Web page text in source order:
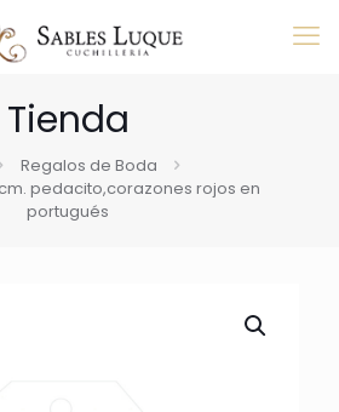
Tienda
Regalos de Boda
pedacito,corazones rojos en
portugués